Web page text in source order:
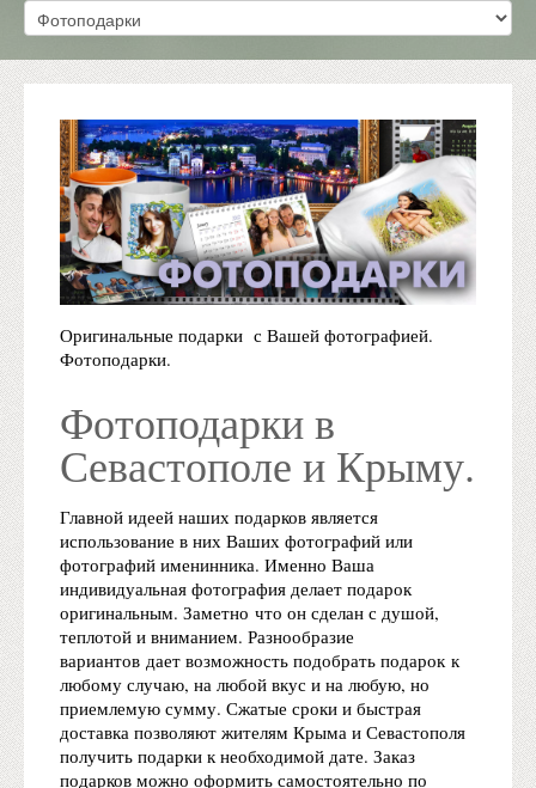
Оригинальные подарки с Вашей фотографией.
Фотоподарки.
Фотоподарки в
Севастополе и Крыму.
Главной идеей наших подарков является
использование в них Ваших фотографий или
фотографий именинника. Именно Ваша
индивидуальная фотография делает подарок
оригинальным. Заметно что он сделан с душой,
теплотой и вниманием. Разнообразие
вариантов дает возможность подобрать подарок к
любому случаю, на любой вкус и на любую, но
приемлемую сумму. Сжатые сроки и быстрая
доставка позволяют жителям Крыма и Севастополя
получить подарки к необходимой дате. Заказ
подарков можно оформить самостоятельно по